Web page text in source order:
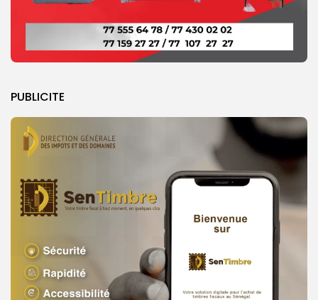
PUBLICITE